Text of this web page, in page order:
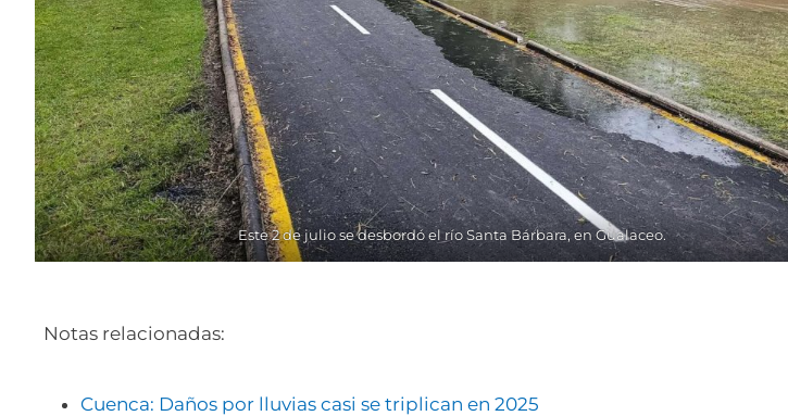
Este 2 de julio se desbordó el río Santa Bárbara, en Gualaceo.
Notas relacionadas:
Cuenca: Daños por lluvias casi se triplican en 2025